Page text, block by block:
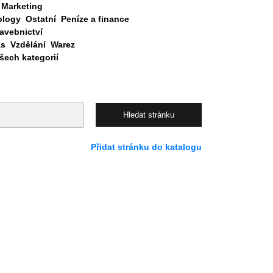
Marketing
Ostatní Peníze a finance
Vzdělání Warez
kategorií
Přidat stránku do katalogu